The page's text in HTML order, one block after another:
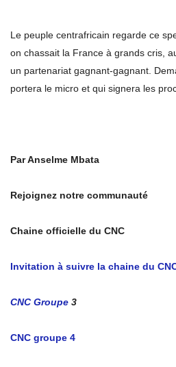
Le peuple centrafricain regarde ce
on chassait la France à grands cris,
un partenariat gagnant-gagnant.
portera le micro et qui signera les
Par Anselme Mbata
Rejoignez notre communauté
Chaine officielle du CNC
Invitation à suivre la chaine du
CNC Groupe 3
CNC groupe 4